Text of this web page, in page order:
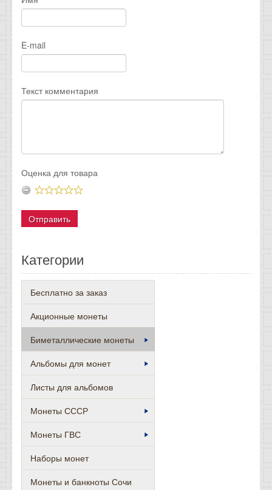
E-mail
Текст комментария
Оценка для товара
Категории
Бесплатно за заказ
Акционные монеты
Биметаллические монеты
Альбомы для монет
Листы для альбомов
Монеты СССР
Монеты ГВС
Наборы монет
Монеты и банкноты Сочи